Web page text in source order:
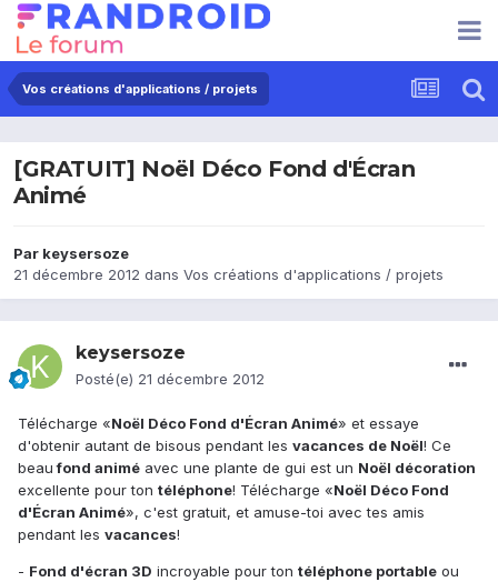
Vos créations d'applications / projets
[GRATUIT] Noël Déco Fond d'Écran
Animé
Par keysersoze
21 décembre 2012 dans Vos créations d'applications / projets
keysersoze
Posté(e) 21 décembre 2012
Télécharge «Noël Déco Fond d'Écran Animé» et essaye
d'obtenir autant de bisous pendant les vacances de Noël! Ce
beaufond animé avec une plante de gui est un Noël décoration
excellente pour ton téléphone! Télécharge «Noël Déco Fond
d'Écran Animé», c'est gratuit, et amuse-toi avec tes amis
pendant les vacances!
- Fond d'écran 3D incroyable pour ton téléphone portable ou